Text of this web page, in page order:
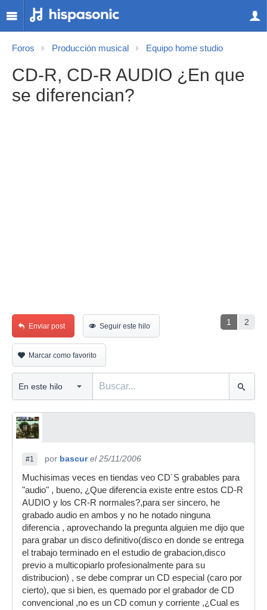
Foros Producción musical Equipo home studio
CD-R, CD-R AUDIO ¿En que
se diferencian?
1 2
Enviar post Seguir este hilo
Marcar como favorito
#1 por bascur el 25/11/2006
Muchisimas veces en tiendas veo CD´S grabables para
"audio" , bueno, ¿Que diferencia existe entre estos CD-R
AUDIO y los CR-R normales?,para ser sincero, he
grabado audio en ambos y no he notado ninguna
diferencia , aprovechando la pregunta alguien me dijo que
para grabar un disco definitivo(disco en donde se entrega
el trabajo terminado en el estudio de grabacion,disco
previo a multicopiarlo profesionalmente para su
distribucion) , se debe comprar un CD especial (caro por
cierto), que si bien, es quemado por el grabador de CD
convencional ,no es un CD comun y corriente ,¿Cual es